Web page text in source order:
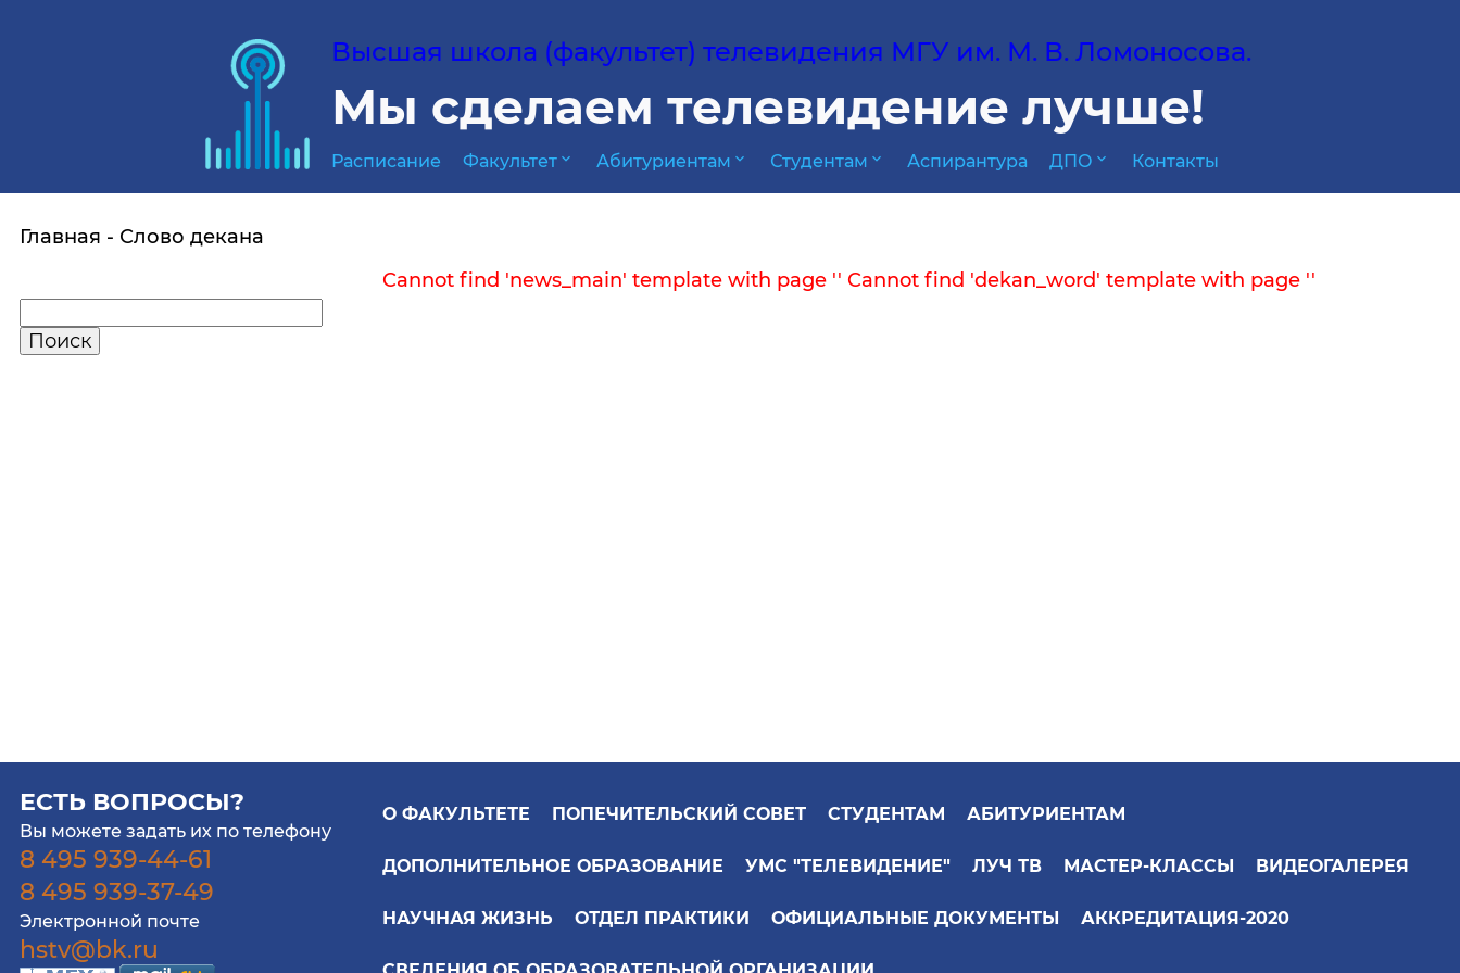
Высшая школа (факультет) телевидения МГУ им. М. В. Ломоносова.
Мы сделаем телевидение лучше!
Расписание Факультет expand_more Абитуриентам expand_more Студентам expand_more Аспирантура ДПО expand_more Контакты
Главная
Слово декана
Cannot find 'news_main' template with page '' Cannot find 'dekan_word' template with page ''
ЕСТЬ ВОПРОСЫ?
Вы можете задать их по телефону
8 495 939-44-61
8 495 939-37-49
Электронной почте
hstv@bk.ru
О ФАКУЛЬТЕТЕ ПОПЕЧИТЕЛЬСКИЙ СОВЕТ СТУДЕНТАМ АБИТУРИЕНТАМ
ДОПОЛНИТЕЛЬНОЕ ОБРАЗОВАНИЕ УМС "ТЕЛЕВИДЕНИЕ" ЛУЧ ТВ МАСТЕР-КЛАССЫ ВИДЕОГАЛЕРЕЯ
НАУЧНАЯ ЖИЗНЬ ОТДЕЛ ПРАКТИКИ ОФИЦИАЛЬНЫЕ ДОКУМЕНТЫ АККРЕДИТАЦИЯ-2020